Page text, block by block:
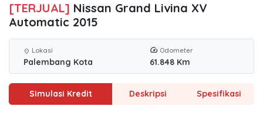
[TERJUAL] Nissan Grand Livina XV
Automatic 2015
location_on Lokasi
Palembang Kota
Odometer
61.848 Km
Simulasi Kredit Deskripsi Spesifikasi